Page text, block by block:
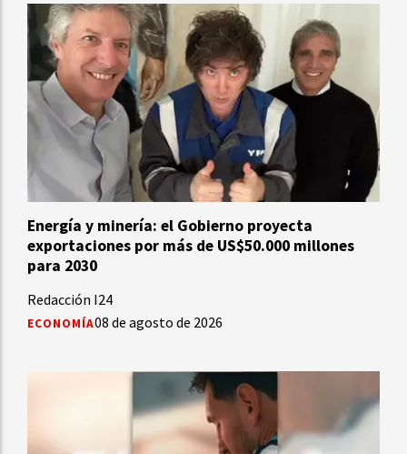
Energía y minería: el Gobierno proyecta
exportaciones por más de US$50.000 millones
para 2030
Redacción I24
ECONOMÍA08 de agosto de 2026